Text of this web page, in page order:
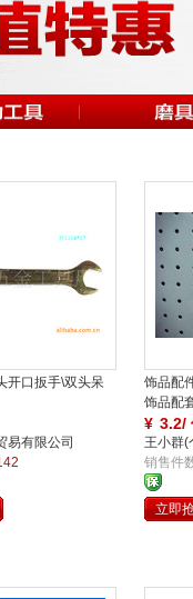
开口扳手\双头呆
易有限公司
饰品配
饰品配
¥ 3.2/
王小群(
销售件
买
立即